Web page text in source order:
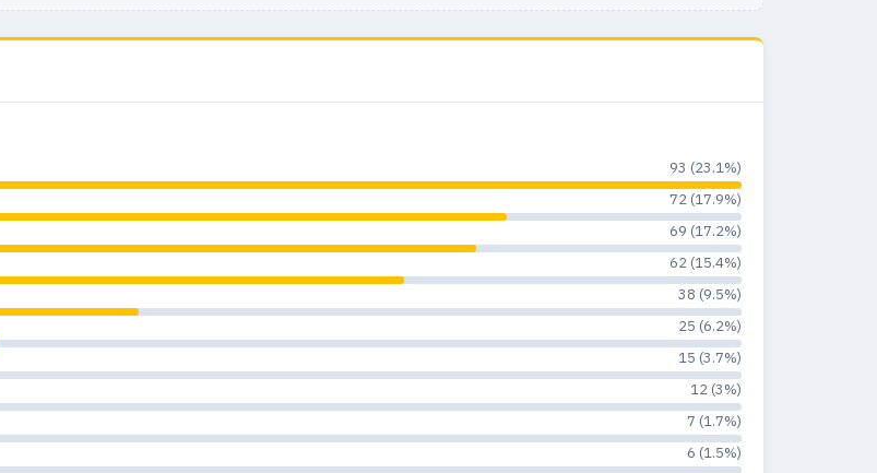
93 (23.1%)
72 (17.9%)
69 (17.2%)
62 (15.4%)
38 (9.5%)
25 (6.2%)
15 (3.7%)
12 (3%)
7 (1.7%)
6 (1.5%)